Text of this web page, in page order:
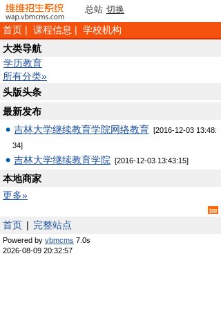
总站 切换
首页 | 课程信息 | 学校机构
大类导航
学历教育
所有分类»
头版头条
最新发布
吉林大学继续教育学院网络教育 [2016-12-03 13:48:
34]
吉林大学继续教育学院 [2016-12-03 13:43:15]
本地商家
更多»
top
首页 | 完整站点
Powered by vbmcms 7.0s
2026-08-09 20:32:57